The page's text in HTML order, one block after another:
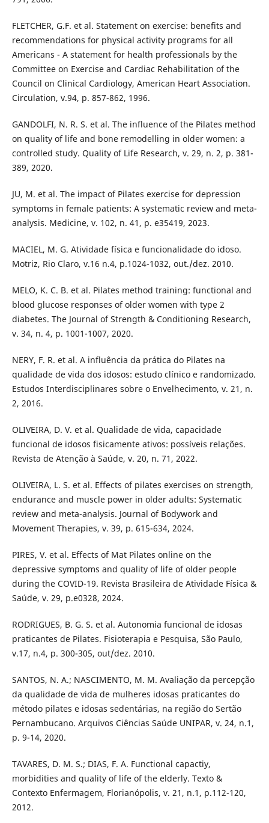
FLETCHER, G.F. et al. Statement on exercise: benefits and
recommendations for physical activity programs for all
Americans - A statement for health professionals by the
Committee on Exercise and Cardiac Rehabilitation of the
Council on Clinical Cardiology, American Heart Association.
Circulation, v.94, p. 857-862, 1996.
GANDOLFI, N. R. S. et al. The influence of the Pilates method
on quality of life and bone remodelling in older women: a
controlled study. Quality of Life Research, v. 29, n. 2, p. 381-
389, 2020.
JU, M. et al. The impact of Pilates exercise for depression
symptoms in female patients: A systematic review and meta-
analysis. Medicine, v. 102, n. 41, p. e35419, 2023.
MACIEL, M. G. Atividade física e funcionalidade do idoso.
Motriz, Rio Claro, v.16 n.4, p.1024-1032, out./dez. 2010.
MELO, K. C. B. et al. Pilates method training: functional and
blood glucose responses of older women with type 2
diabetes. The Journal of Strength & Conditioning Research,
v. 34, n. 4, p. 1001-1007, 2020.
NERY, F. R. et al. A influência da prática do Pilates na
qualidade de vida dos idosos: estudo clínico e randomizado.
Estudos Interdisciplinares sobre o Envelhecimento, v. 21, n.
2, 2016.
OLIVEIRA, D. V. et al. Qualidade de vida, capacidade
funcional de idosos fisicamente ativos: possíveis relações.
Revista de Atenção à Saúde, v. 20, n. 71, 2022.
OLIVEIRA, L. S. et al. Effects of pilates exercises on strength,
endurance and muscle power in older adults: Systematic
review and meta-analysis. Journal of Bodywork and
Movement Therapies, v. 39, p. 615-634, 2024.
PIRES, V. et al. Effects of Mat Pilates online on the
depressive symptoms and quality of life of older people
during the COVID-19. Revista Brasileira de Atividade Física &
Saúde, v. 29, p.e0328, 2024.
RODRIGUES, B. G. S. et al. Autonomia funcional de idosas
praticantes de Pilates. Fisioterapia e Pesquisa, São Paulo,
v.17, n.4, p. 300-305, out/dez. 2010.
SANTOS, N. A.; NASCIMENTO, M. M. Avaliação da percepção
da qualidade de vida de mulheres idosas praticantes do
método pilates e idosas sedentárias, na região do Sertão
Pernambucano. Arquivos Ciências Saúde UNIPAR, v. 24, n.1,
p. 9-14, 2020.
TAVARES, D. M. S.; DIAS, F. A. Functional capactiy,
morbidities and quality of life of the elderly. Texto &
Contexto Enfermagem, Florianópolis, v. 21, n.1, p.112-120,
2012.